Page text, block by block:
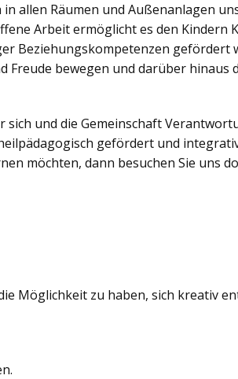
allen Räumen und Außenanlagen
Arbeit ermöglicht es den Kindern
Beziehungskompetenzen gefördert
Freude bewegen und darüber hinaus
und die Gemeinschaft
gefördert und
möchten, dann besuchen Sie uns
Möglichkeit zu haben, sich kreativ